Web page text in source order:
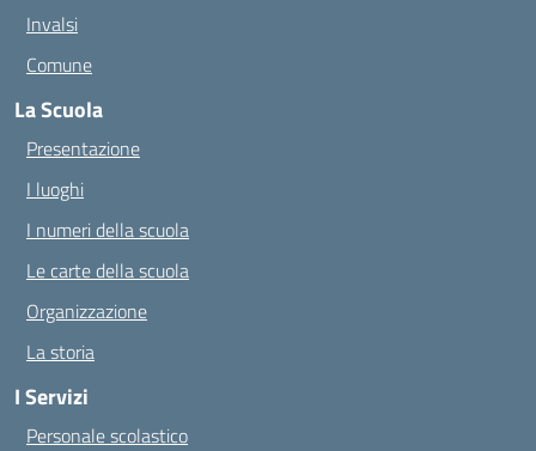
Invalsi
Comune
La Scuola
Presentazione
I luoghi
I numeri della scuola
Le carte della scuola
Organizzazione
La storia
I Servizi
Personale scolastico